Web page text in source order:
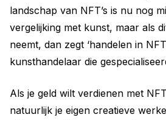
landschap van NFT’s is nu nog
vergelijking met kunst, maar als
neemt, dan zegt ‘handelen in
kunsthandelaar die
Als je geld wilt verdienen met
natuurlijk je eigen creatieve